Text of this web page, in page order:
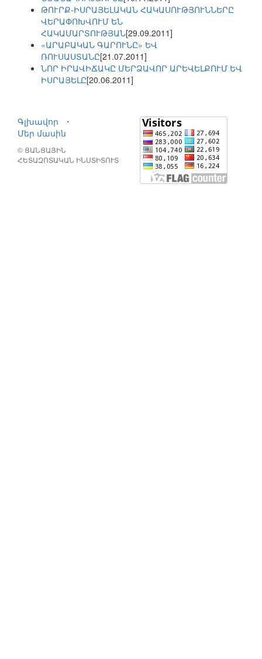
ԹՈՒՐՔ-ԻՍՐԱՅԵԼԱԿԱՆ ՀԱԿԱՍՈՒԹՅՈՒՆՆԵՐԸ
ՎԵՐԱՓՈԽՎՈՒՄ ԵՆ
ՀԱԿԱՄԱՐՏՈՒԹՅԱՆ[29.09.2011]
«ԱՐԱԲԱԿԱՆ ԳԱՐՈՒՆԸ» ԵՎ
ՌՈՒՍԱՍՏԱՆԸ[21.07.2011]
ՆՈՐ ԻՐԱՎԻՃԱԿԸ ՄԵՐՁԱՎՈՐ ԱՐԵՎԵԼՔՈՒՄ ԵՎ
ԻՍՐԱՅԵԼԸ[20.06.2011]
Գլխավոր
⋅
Մեր մասին
© ՑԱՆՑԱՅԻՆ
ՀԵՏԱԶՈՏԱԿԱՆ ԻՆՍՏԻՏՈՒՏ